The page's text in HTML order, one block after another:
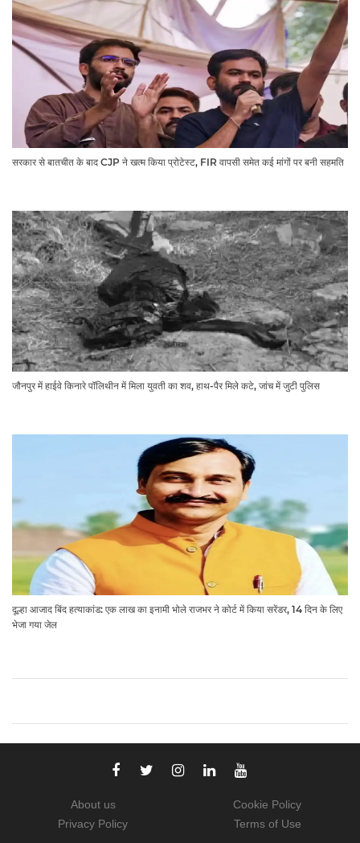
सरकार से बातचीत के बाद CJP ने खत्म किया प्रोटेस्ट, FIR वापसी समेत कई मांगों पर बनी सहमति
जौनपुर में हाईवे किनारे पॉलिथीन में मिला युवती का शव, हाथ-पैर मिले कटे, जांच में जुटी पुलिस
दूल्हा आजाद बिंद हत्याकांड: एक लाख का इनामी भोले राजभर ने कोर्ट में किया सरेंडर, 14 दिन के लिए
भेजा गया जेल
About us
Privacy Policy
Cookie Policy
Terms of Use